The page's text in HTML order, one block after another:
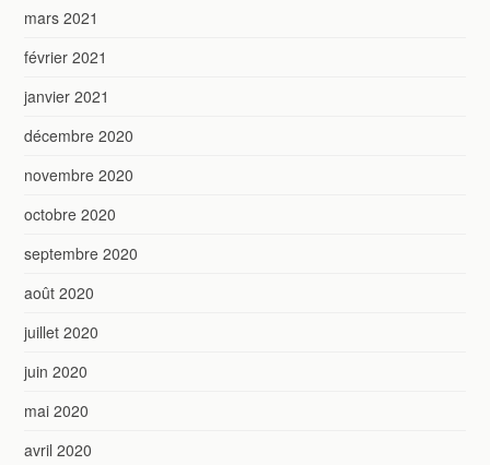
mars 2021
février 2021
janvier 2021
décembre 2020
novembre 2020
octobre 2020
septembre 2020
août 2020
juillet 2020
juin 2020
mai 2020
avril 2020